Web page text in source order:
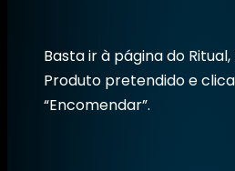
Basta ir à página do
Produto pretendido e
“Encomendar”.